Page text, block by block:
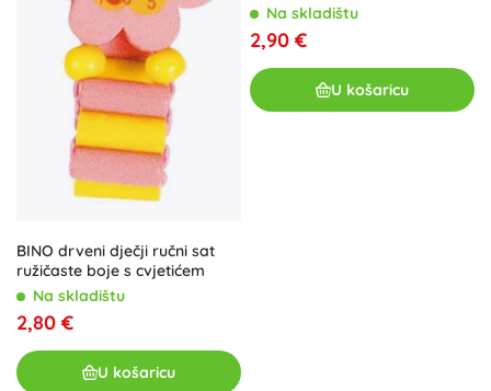
BINO drveni dječji ručni sat
ružičaste boje s cvjetićem
Na skladištu
2,80 €
U košaricu
Na skladištu
2,90 €
U košaricu